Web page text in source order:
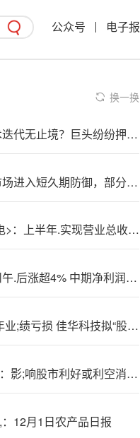
公众号 电子报
换一换
存储.技术迭代无止境？巨头纷纷押注HBF “HBM之父”也看好
信用.债市场进入短久期防御，部分二永债收益上行超10bp，“利率放大器”属性再现
内蒙华<电>：上半年.实现营业总收入98.27亿元
百济;神州午.后涨超4% 中期净利润9559万美元
连‘续’四年业;绩亏损 佳华科技拟“股份+现金”收购数盾科技
操盘必读：影;响股市利好或利空消息_2025年9月8日_财经新闻
12月1日农产品日报